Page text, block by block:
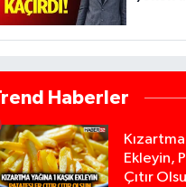
Haberler
Kızartma
Ekleyin,
Çıtır